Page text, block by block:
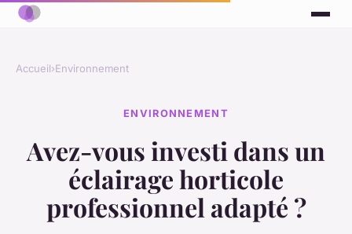
Accueil›Environnement
ENVIRONNEMENT
Avez-vous investi dans un
éclairage horticole
professionnel adapté ?